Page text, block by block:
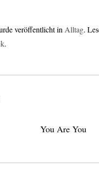
veröffentlicht in Alltag.
.
You Are You